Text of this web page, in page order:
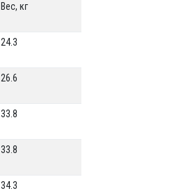
Вес, кг
24.3
26.6
33.8
33.8
34.3